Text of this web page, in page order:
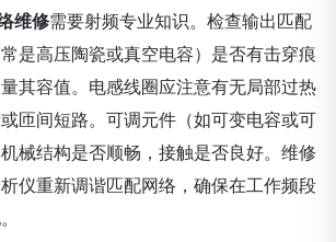
维修需要射频专业知识。检查输出匹配
是高压陶瓷或真空电容）是否有击穿痕
其容值。电感线圈应注意有无局部过热
匝间短路。可调元件（如可变电容或可
械结构是否顺畅，接触是否良好。维修
仪重新调谐匹配网络，确保在工作频段